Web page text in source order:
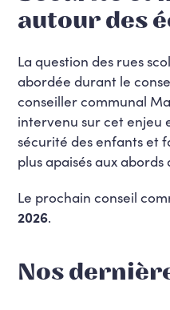
autour des
La question des rues
abordée durant le
conseiller communal
intervenu sur cet enjeu
sécurité des enfants et
plus apaisés aux abords
Le prochain conseil
2026.
Nos